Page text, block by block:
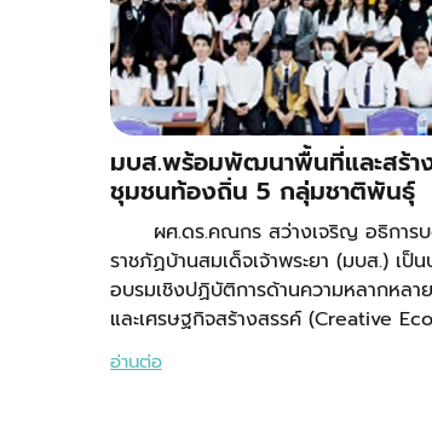
มบส.พร้อมพัฒนาพื้นที่และสร้า
ชุมชนท้องถิ่น 5 กลุ่มชาติพันธุ์
ผศ.ดร.คณกร สว่างเจริญ อธิการบ
ราชภัฏบ้านสมเด็จเจ้าพระยา (มบส.) เป็น
อบรมเชิงปฏิบัติการด้านความหลากหล
และเศรษฐกิจสร้างสรรค์ (Creative
อ่านต่อ